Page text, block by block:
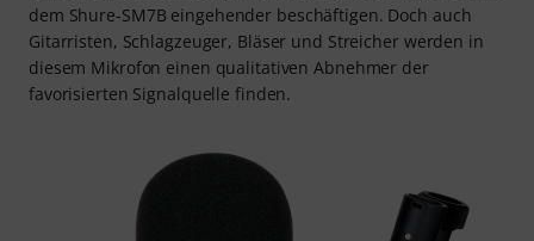
dem Shure-SM7B eingehender beschäftigen. Doch auch
Gitarristen, Schlagzeuger, Bläser und Streicher werden in
diesem Mikrofon einen qualitativen Abnehmer der
favorisierten Signalquelle finden.